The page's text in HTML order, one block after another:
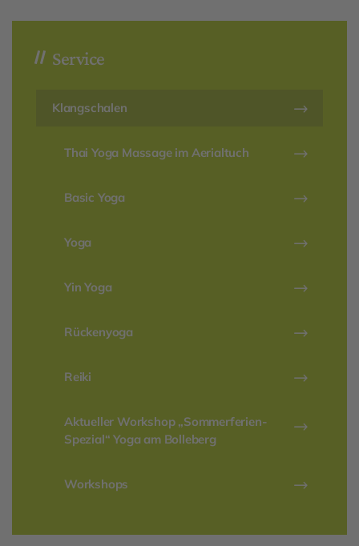
Service
Klangschalen
Thai Yoga Massage im Aerialtuch
Basic Yoga
Yoga
Yin Yoga
Rückenyoga
Reiki
Aktueller Workshop „Sommerferien-
Spezial“ Yoga am Bolleberg
Workshops